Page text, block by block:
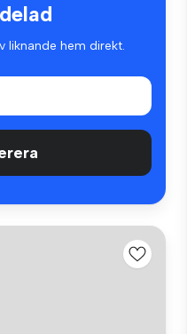
liknande hem direkt.